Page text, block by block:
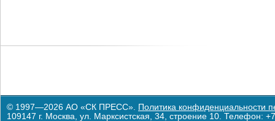
© 1997—2026 АО «СК ПРЕСС». Политика конфиденциальности
109147 г. Москва, ул. Марксистская, 34, строение 10. Телефон: